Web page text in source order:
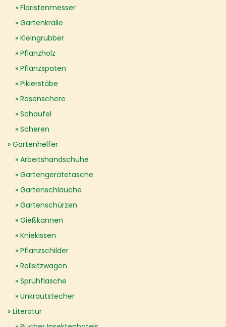
Floristenmesser
Gartenkralle
Kleingrubber
Pflanzholz
Pflanzspaten
Pikierstäbe
Rosenschere
Schaufel
Scheren
Gartenhelfer
Arbeitshandschuhe
Gartengerätetasche
Gartenschläuche
Gartenschürzen
Gießkannen
Kniekissen
Pflanzschilder
Rollsitzwagen
Sprühflasche
Unkrautstecher
Literatur